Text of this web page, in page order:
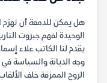
هل يمكن للدمعة أن تهزم
الوحيدة لفهم جبروت
يقدم لنا الكاتب علاء
وجه الديانة والسياسة في
الروح الممزقة خلف